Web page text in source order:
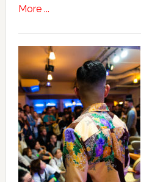
More ...about
湾
旅
行
記〜
そ
の
1〜
旅